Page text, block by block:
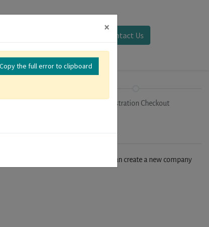
Contact Us
Registration Checkout
company in our database, you can create a new company
×
Copy the full error to clipboard